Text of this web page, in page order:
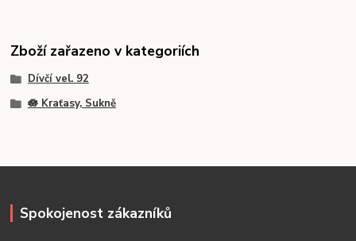
Zboží zařazeno v kategoriích
Dívčí vel. 92
🪷 Kraťasy, Sukně
Spokojenost zákazníků